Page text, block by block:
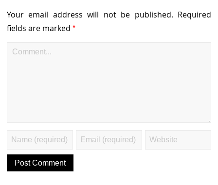
Your email address will not be published. Required
fields are marked *